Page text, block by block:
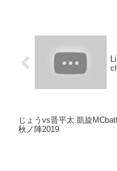
じょうvs晋平太.凱旋
秋ノ陣2019